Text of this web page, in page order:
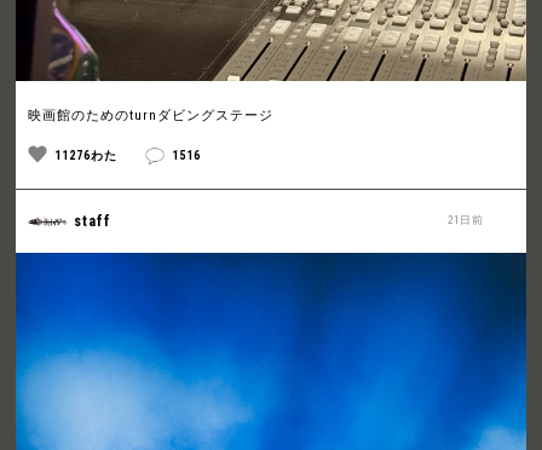
映画館のためのturnダビングステージ
11276わた 1516
21日前
staff